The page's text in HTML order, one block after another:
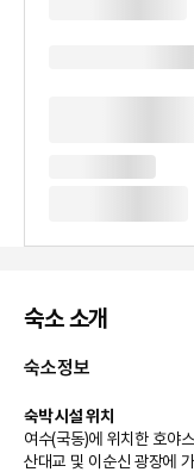
숙소 소개
숙소정보
숙박 시설 위치
여수(국동)에 위치한 호야
산대교 및 이순신 광장에